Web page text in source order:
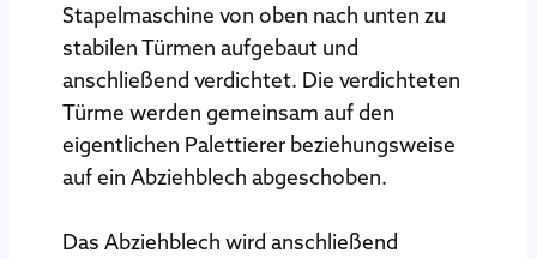
Stapelmaschine von oben nach unten zu
stabilen Türmen aufgebaut und
anschließend verdichtet. Die verdichteten
Türme werden gemeinsam auf den
eigentlichen Palettierer beziehungsweise
auf ein Abziehblech abgeschoben.
Das Abziehblech wird anschließend